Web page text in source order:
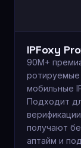
IPFoxy
90M+
ротируемые
мобильные
Подходит
получают
аптайм и